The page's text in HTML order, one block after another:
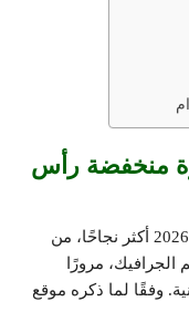
منخفضة رأس
يمكنك استكشاف هذه المشاريع لجعل عام 2026 أكثر نجاحًا، من
مرورًا
وفقًا لما ذكره موقع